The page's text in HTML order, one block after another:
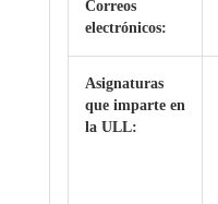
Correos
electrónicos:
Asignaturas
que imparte en
la ULL: